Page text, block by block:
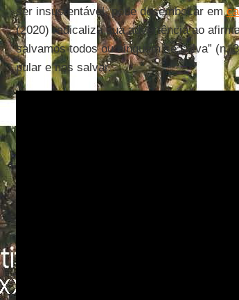
ser insustentável, pode desembocar em
(2020) radicaliza sua advertência ao
salvamos todos ou ninguém se salva” (n.
pular e nos salvar.